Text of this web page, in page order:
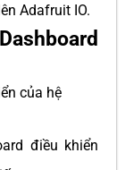
Adafruit IO.
của hệ
điều khiển